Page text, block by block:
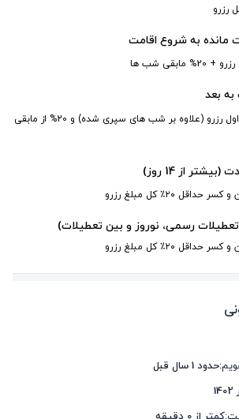
شب ها
بعد
کسر مبلغ دو شب اول رزرو (علاوه بر شب های سپری شده) و 20% از مابقی
از 14 روز)
۲۰٪ کل مبلغ رزرو
رسمی، نوروز و بین تعطیلات)
۲۰٪ کل مبلغ رزرو
حدود 1 سال قبل